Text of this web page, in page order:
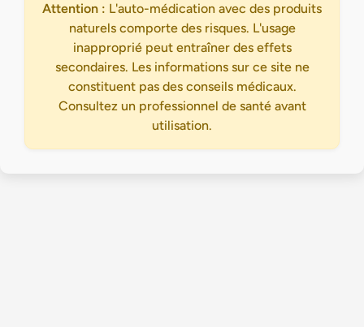
Attention : L'auto-médication avec des produits
naturels comporte des risques. L'usage
inapproprié peut entraîner des effets
secondaires. Les informations sur ce site ne
constituent pas des conseils médicaux.
Consultez un professionnel de santé avant
utilisation.